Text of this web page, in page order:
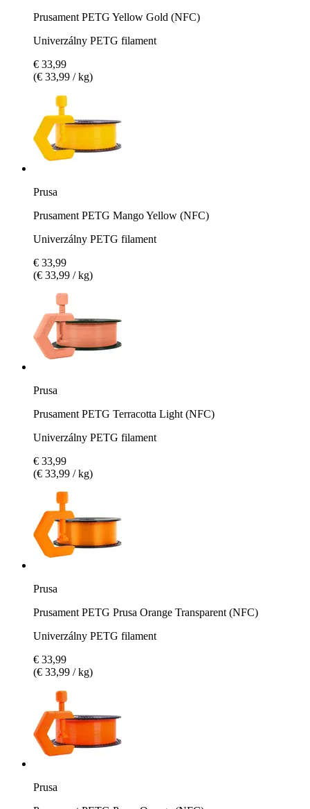
Prusament PETG Yellow Gold (NFC)
Univerzálny PETG filament
€ 33,99
(€ 33,99 / kg)
Prusa
Prusament PETG Mango Yellow (NFC)
Univerzálny PETG filament
€ 33,99
(€ 33,99 / kg)
Prusa
Prusament PETG Terracotta Light (NFC)
Univerzálny PETG filament
€ 33,99
(€ 33,99 / kg)
Prusa
Prusament PETG Prusa Orange Transparent (NFC)
Univerzálny PETG filament
€ 33,99
(€ 33,99 / kg)
Prusa